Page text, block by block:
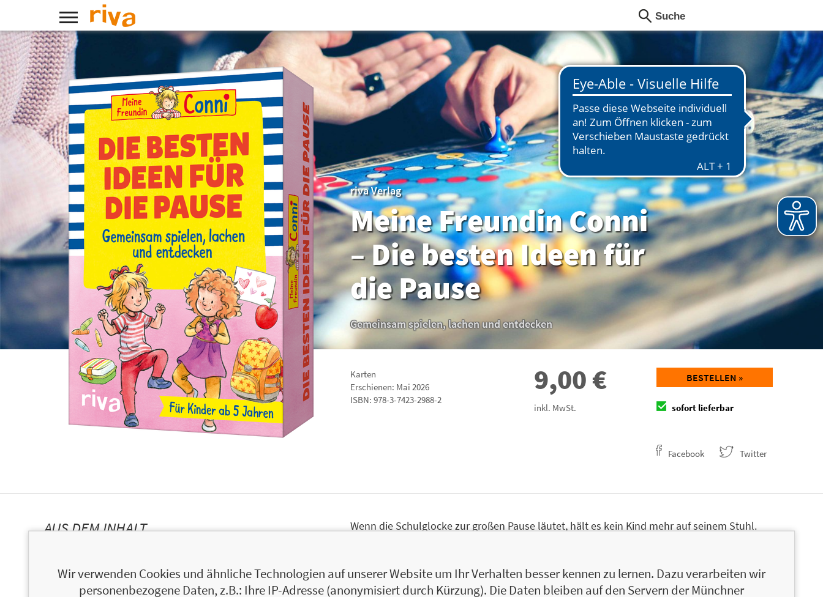
riva Verlag
Meine Freundin Conni
– Die besten Ideen für
die Pause
Gemeinsam spielen, lachen und entdecken
Karten
Erschienen: Mai 2026
ISBN: 978-3-7423-2988-2
9,00€
inkl. MwSt.
BESTELLEN »
sofort lieferbar
Facebook Twitter
AUS DEM INHALT
Wenn die Schulglocke zur großen Pause läutet, hält es kein Kind mehr auf seinem Stuhl.
Mitmachideen wird die Pause garantiert zu einem echten Highlight im Schulalltag. Die über
50 Anregungen in diesem Kartenset lassen sich auch leicht mit Schulfreund*innen umsetzen
Wir verwenden Cookies und ähnliche Technologien auf unserer Website um Ihr Verhalten besser kennen zu lernen. Dazu verarbeiten wir
personenbezogene Daten, z.B.: Ihre IP-Adresse (anonymisiert durch Kürzung). Die Daten bleiben auf den Servern der Münchner